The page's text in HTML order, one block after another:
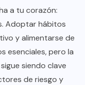
a tu corazón:
Adoptar hábitos
y alimentarse de
esenciales, pero la
siendo clave
de riesgo y